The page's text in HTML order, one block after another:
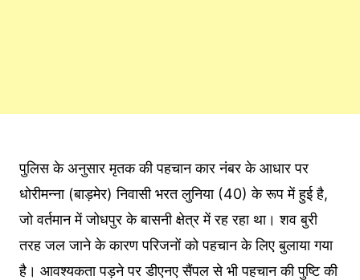
पुलिस के अनुसार मृतक की पहचान कार नंबर के आधार पर
धोरीमन्ना (बाड़मेर) निवासी भरत लुनिया (40) के रूप में हुई है,
जो वर्तमान में जोधपुर के बासनी क्षेत्र में रह रहा था। शव बुरी
तरह जल जाने के कारण परिजनों को पहचान के लिए बुलाया गया
है। आवश्यकता पड़ने पर डीएनए सैंपल से भी पहचान की पुष्टि की